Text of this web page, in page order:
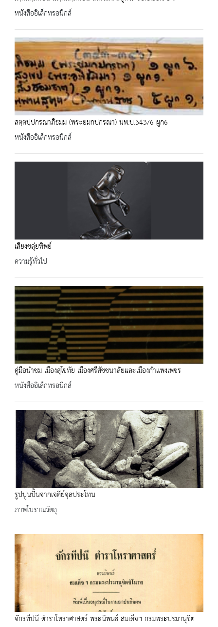
หนังสืออิเล็กทรอนิกส์
สตฺตปฺปกรณาภิธมฺม (พระยมกปกรณา) นพ.บ.343/6 ผูก6
หนังสืออิเล็กทรอนิกส์
เสียงขลุ่ยทิพย์
ความรู้ทั่วไป
คู่มือนำชม เมืองสุโขทัย เมืองศรีสัชชนาลัยและเมืองกำแพงเพชร
หนังสืออิเล็กทรอนิกส์
รูปปูนปั้นจากเจดีย์จุลประโทน
ภาพโบราณวัตถุ
จักรทีปนี ตำราโหราศาสตร์ พระนิพนธ์ สมเด็จฯ กรมพระปรมานุชิต